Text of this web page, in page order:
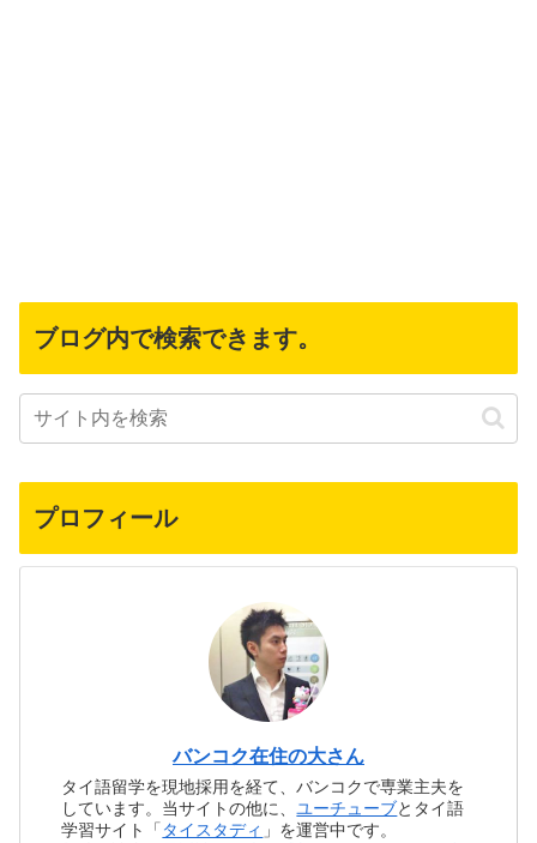
ブログ内で検索できます。
プロフィール
バンコク在住の大さん
タイ語留学を現地採用を経て、バンコクで専業主夫を
しています。当サイトの他に、 ユーチューブとタイ語
学習サイト「 タイスタディ 」を運営中です。